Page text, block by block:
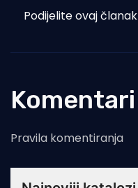
Podijelite ovaj članak
Komentari
Pravila komentiranja